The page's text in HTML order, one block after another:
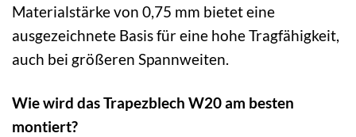
Materialstärke von 0,75 mm bietet eine
ausgezeichnete Basis für eine hohe Tragfähigkeit,
auch bei größeren Spannweiten.
Wie wird das Trapezblech W20 am besten
montiert?